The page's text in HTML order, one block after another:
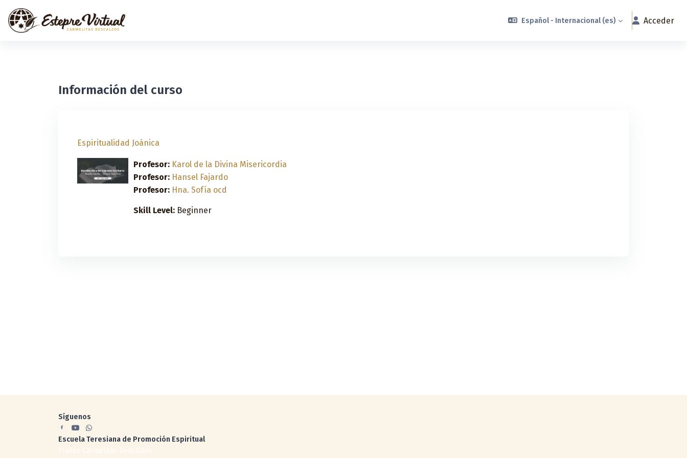
Salta al contenido principal
Español - Internacional ‎(es)‎ Acceder
Información del curso
Espiritualidad Joánica
Profesor: Karol de la Divina Misericordia
Profesor: Hansel Fajardo
Profesor: Hna. Sofía ocd
Skill Level: Beginner
Síguenos
Escuela Teresiana de Promoción Espiritual